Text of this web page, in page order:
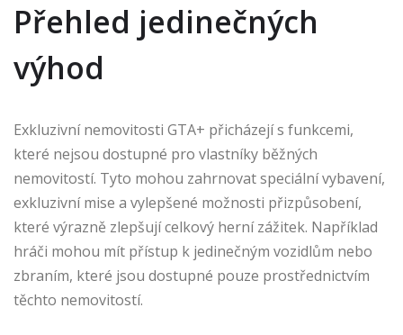
Přehled jedinečných
výhod
Exkluzivní nemovitosti GTA+ přicházejí s funkcemi,
které nejsou dostupné pro vlastníky běžných
nemovitostí. Tyto mohou zahrnovat speciální vybavení,
exkluzivní mise a vylepšené možnosti přizpůsobení,
které výrazně zlepšují celkový herní zážitek. Například
hráči mohou mít přístup k jedinečným vozidlům nebo
zbraním, které jsou dostupné pouze prostřednictvím
těchto nemovitostí.